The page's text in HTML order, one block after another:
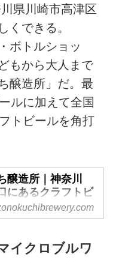
県川崎市高津区
くできる。
ボトルショッ
もから大人まで
醸造所」だ。最
ルに加えて全国
トビールを角打
醸造所｜神奈川
にあるクラフトビ
リー
景を眺めながら、13
イクロブルワ